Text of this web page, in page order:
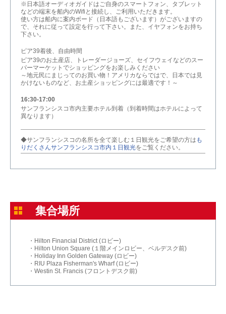
※日本語オーディオガイドはご自身のスマートフォン、タブレット
などの端末を船内のWifiと接続し、ご利用いただきます。
使い方は船内に案内ボード（日本語もございます）がございますの
で、それに従って設定を行って下さい。また、イヤフォンをお持ち
下さい。
ピア39着後、自由時間
ピア39のお土産店、トレーダージョーズ、セイフウェイなどのスー
パーマーケットでショッピングをお楽しみください
～地元民にまじってのお買い物！アメリカならではで、日本では見
かけないものなど、お土産ショッピングには最適です！～
16:30-17:00
サンフランシスコ市内主要ホテル到着（到着時間はホテルによって
異なります）
◆サンフランシスコの名所を全て楽しむ１日観光をご希望の方は も
りだくさんサンフランシスコ市内１日観光をご覧ください。
集合場所
・Hilton Financial District (ロビー)
・Hilton Union Square (１階メインロビー、ベルデスク前)
・Holiday Inn Golden Gateway (ロビー)
・RIU Plaza Fisherman's Wharf (ロビー)
・Westin St. Francis (フロントデスク前)